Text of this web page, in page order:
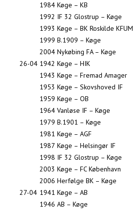
1984 Køge – KB
1992 IF 32 Glostrup – Køge
1993 Køge – BK Roskilde KFUM
1999 B.1909 – Køge
2004 Nykøbing FA – Køge
26-04 1942 Køge – HIK
1943 Køge – Fremad Amager
1953 Køge – Skovshoved IF
1959 Køge – OB
1964 Vanløse IF – Køge
1979 B.1901 – Køge
1981 Køge – AGF
1987 Køge – Helsingør IF
1998 IF 32 Glostrup – Køge
2003 Køge – FC København
2006 Herfølge BK – Køge
27-04 1941 Køge – AB
1946 AB – Køge